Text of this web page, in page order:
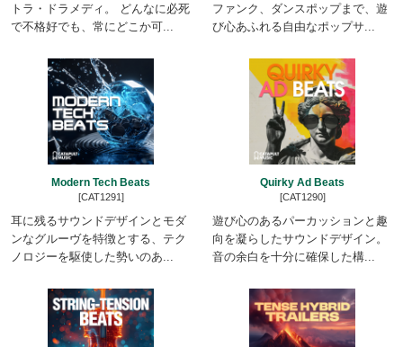
トラ・ドラメディ。 どんなに必死
で不格好でも、常にどこか可...
ファンク、ダンスポップまで、遊
び心あふれる自由なポップサ...
Modern Tech Beats
[CAT1291]
耳に残るサウンドデザインとモダ
ンなグルーヴを特徴とする、テク
ノロジーを駆使した勢いのあ...
Quirky Ad Beats
[CAT1290]
遊び心のあるパーカッションと趣
向を凝らしたサウンドデザイン。
音の余白を十分に確保した構...